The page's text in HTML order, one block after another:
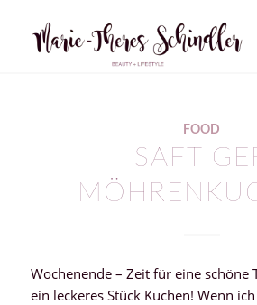
FOOD
Wochenende – Zeit für eine schöne
ein leckeres Stück Kuchen! Wenn